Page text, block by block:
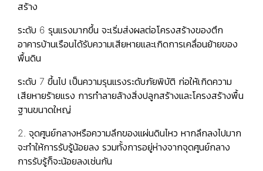
สร้าง
ระดับ 6 รุนแรงมากขึ้น จะเริ่มส่งผลต่อโครงสร้างของตึก
อาคารบ้านเรือนได้รับความเสียหายและเกิดการเคลื่อนย้ายของ
พื้นดิน
ระดับ 7 ขึ้นไป เป็นความรุนแรงระดับภัยพิบัติ ก่อให้เกิดความ
เสียหายร้ายแรง การทำลายล้างสิ่งปลูกสร้างและโครงสร้างพื้น
ฐานขนาดใหญ่
2. จุดศูนย์กลางหรือความลึกของแผ่นดินไหว หากลึกลงไปมาก
จะทำให้การรับรู้น้อยลง รวมทั้งการอยู่ห่างจากจุดศูนย์กลาง
การรับรู้ก็จะน้อยลงเช่นกัน